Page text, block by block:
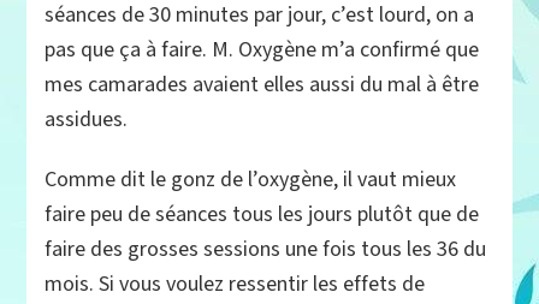
séances de 30 minutes par jour, c’est lourd, on a
pas que ça à faire. M. Oxygène m’a confirmé que
mes camarades avaient elles aussi du mal à être
assidues.
Comme dit le gonz de l’oxygène, il vaut mieux
faire peu de séances tous les jours plutôt que de
faire des grosses sessions une fois tous les 36 du
mois. Si vous voulez ressentir les effets de